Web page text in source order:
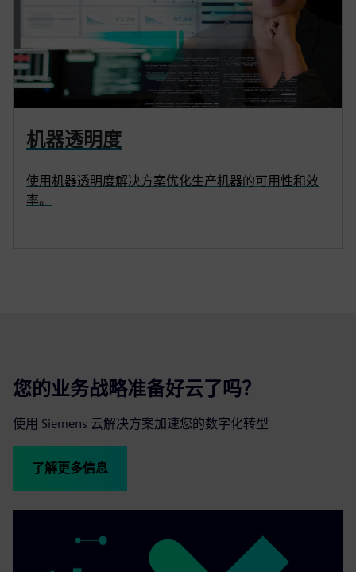
机器透明度
使用机器透明度解决方案优化生产机器的可用性和效
率。
您的业务战略准备好云了吗？
使用 Siemens 云解决方案加速您的数字化转型
了解更多信息